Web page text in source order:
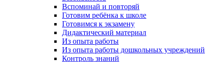
Вспоминай и повторяй
Готовим ребёнка к школе
Готовимся к экзамену
Дидактический материал
Из опыта работы
Из опыта работы дошкольных учреждений
Контроль знаний